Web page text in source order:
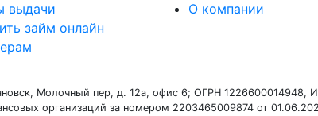
выдачи
займ онлайн
О компании
Молочный пер, д. 12а, офис 6; ОГРН
организаций за номером 2203465009874 от